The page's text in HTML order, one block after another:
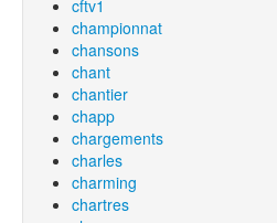
cftv1
championnat
chansons
chant
chantier
chapp
chargements
charles
charming
chartres